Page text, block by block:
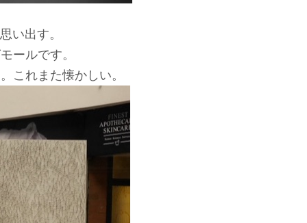
い出す。
ールです。
これまた懐かしい。